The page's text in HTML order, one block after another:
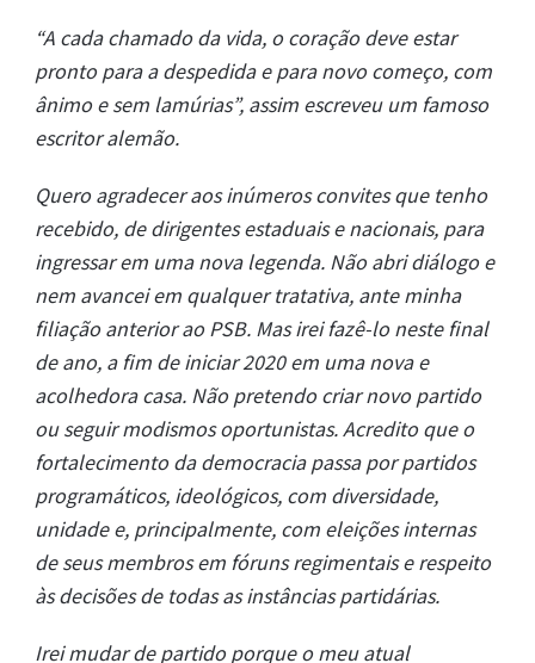
“A cada chamado da vida, o coração deve estar
pronto para a despedida e para novo começo, com
ânimo e sem lamúrias”, assim escreveu um famoso
escritor alemão.
Quero agradecer aos inúmeros convites que tenho
recebido, de dirigentes estaduais e nacionais, para
ingressar em uma nova legenda. Não abri diálogo e
nem avancei em qualquer tratativa, ante minha
filiação anterior ao PSB. Mas irei fazê-lo neste final
de ano, a fim de iniciar 2020 em uma nova e
acolhedora casa. Não pretendo criar novo partido
ou seguir modismos oportunistas. Acredito que o
fortalecimento da democracia passa por partidos
programáticos, ideológicos, com diversidade,
unidade e, principalmente, com eleições internas
de seus membros em fóruns regimentais e respeito
às decisões de todas as instâncias partidárias.
Irei mudar de partido porque o meu atual